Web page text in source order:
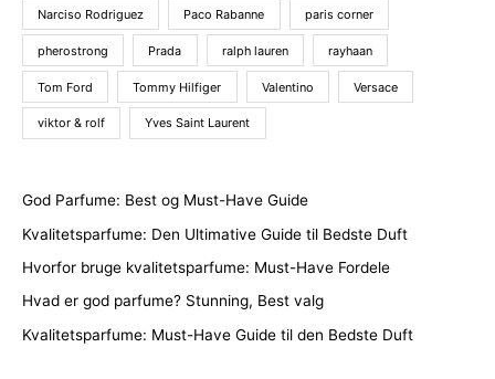
Narciso Rodriguez Paco Rabanne paris corner
pherostrong Prada ralph lauren rayhaan
Tom Ford Tommy Hilfiger Valentino Versace
viktor & rolf Yves Saint Laurent
God Parfume: Best og Must-Have Guide
Kvalitetsparfume: Den Ultimative Guide til Bedste Duft
Hvorfor bruge kvalitetsparfume: Must-Have Fordele
Hvad er god parfume? Stunning, Best valg
Kvalitetsparfume: Must-Have Guide til den Bedste Duft